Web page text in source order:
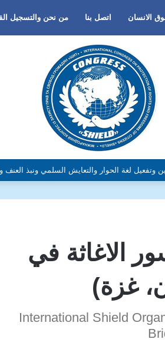
الانسان اتصل بنا من نحن والتسجيل
الاغاثة في
غزة)
International Shield